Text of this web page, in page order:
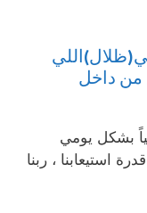
داخل
بشكل يومي
استيعابنا ، ربنا